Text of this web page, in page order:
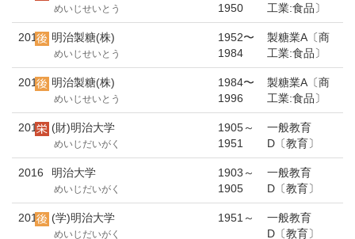
めいじせいとう
1950
工業:食品〕
2013 明治製糖(株)
めいじせいとう
1952〜
1984
製糖業A〔商
工業:食品〕
2014 明治製糖(株)
めいじせいとう
1984〜
1996
製糖業A〔商
工業:食品〕
2015 (財)明治大学
めいじだいがく
1905～
1951
一般教育
D〔教育〕
2016 明治大学
めいじだいがく
1903～
1905
一般教育
D〔教育〕
2017 (学)明治大学
めいじだいがく
1951～
一般教育
D〔教育〕